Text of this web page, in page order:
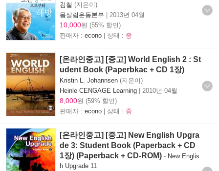
김철 (지은이)
몸살림운동본부 | 2013년 04월
10,000원 (55% 할인)
판매자 : econo | 상태 : 중
[온라인중고] [중고] World English 2 : St
udent Book (Paperbkac + CD 1장)
Kristin L. Johannsen (지은이)
Heinle CENGAGE Learning | 2010년 04월
8,000원 (59% 할인)
판매자 : econo | 상태 : 중
[온라인중고] [중고] New English Upgra
de 3: Student Book (Paperback + CD
1장) (Paperback + CD-ROM) - New Englis
h Upgrade 11